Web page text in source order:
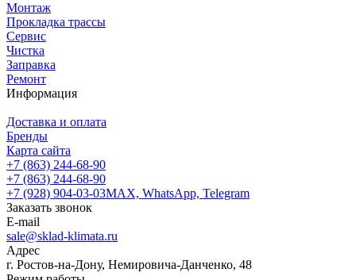
Монтаж
Прокладка трассы
Сервис
Чистка
Заправка
Ремонт
Информация
Доставка и оплата
Бренды
Карта сайта
+7 (863) 244-68-90
+7 (863) 244-68-90
+7 (928) 904-03-03MAX, WhatsApp, Telegram
Заказать звонок
E-mail
sale@sklad-klimata.ru
Адрес
г. Ростов-на-Дону, Немировича-Данченко, 48